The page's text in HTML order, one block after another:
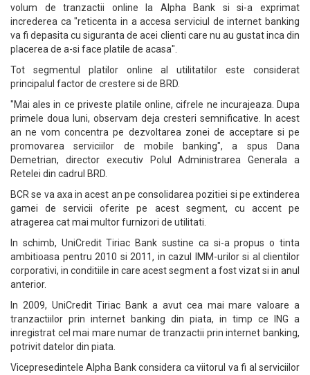
volum de tranzactii online la Alpha Bank si si-a exprimat
increderea ca "reticenta in a accesa serviciul de internet banking
va fi depasita cu siguranta de acei clienti care nu au gustat inca din
placerea de a-si face platile de acasa".
Tot segmentul platilor online al utilitatilor este considerat
principalul factor de crestere si de BRD.
"Mai ales in ce priveste platile online, cifrele ne incurajeaza. Dupa
primele doua luni, observam deja cresteri semnificative. In acest
an ne vom concentra pe dezvoltarea zonei de acceptare si pe
promovarea serviciilor de mobile banking", a spus Dana
Demetrian, director executiv Polul Administrarea Generala a
Retelei din cadrul BRD.
BCR se va axa in acest an pe consolidarea pozitiei si pe extinderea
gamei de servicii oferite pe acest segment, cu accent pe
atragerea cat mai multor furnizori de utilitati.
In schimb, UniCredit Tiriac Bank sustine ca si-a propus o tinta
ambitioasa pentru 2010 si 2011, in cazul IMM-urilor si al clientilor
corporativi, in conditiile in care acest segment a fost vizat si in anul
anterior.
In 2009, UniCredit Tiriac Bank a avut cea mai mare valoare a
tranzactiilor prin internet banking din piata, in timp ce ING a
inregistrat cel mai mare numar de tranzactii prin internet banking,
potrivit datelor din piata.
Vicepresedintele Alpha Bank considera ca viitorul va fi al serviciilor